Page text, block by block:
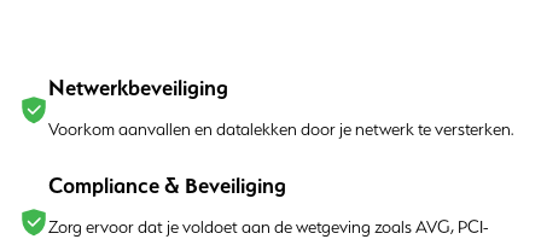
Netwerkbeveiliging
Voorkom aanvallen en datalekken door je netwerk te versterken.
Compliance & Beveiliging
Zorg ervoor dat je voldoet aan de wetgeving zoals AVG, PCI-